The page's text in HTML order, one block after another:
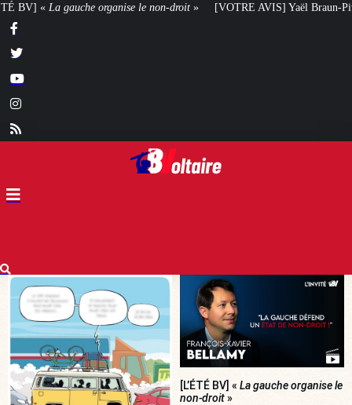
» [VOTRE AVIS] Yaël Braun-Pivet doit-elle renoncer à son projet
[L’ÉTÉ BV] « La gauche organise le
non-droit»